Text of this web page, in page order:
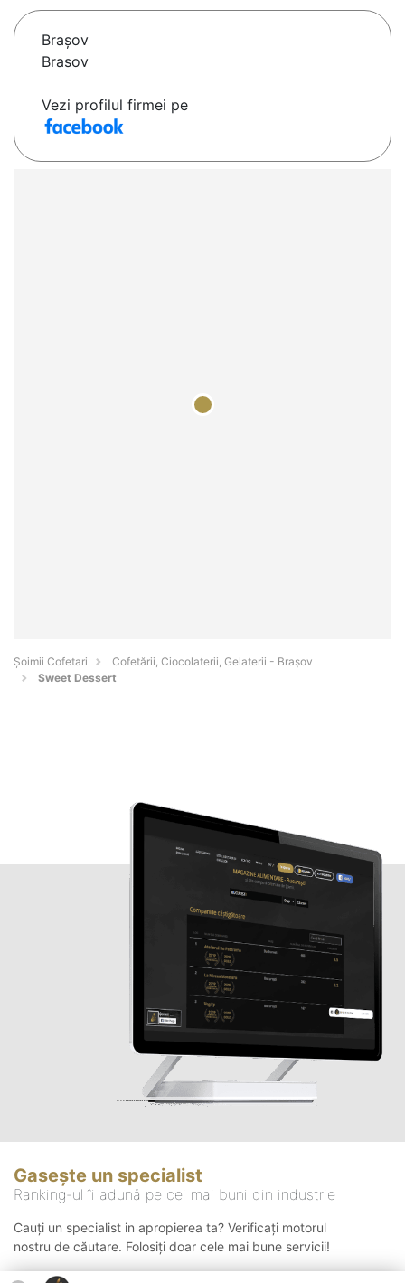
Braşov
Brasov
Vezi profilul firmei pe
Șoimii Cofetari
Cofetării, Ciocolaterii, Gelaterii - Braşov
Sweet Dessert
Gasește un specialist
Ranking-ul îi adună pe cei mai buni din industrie
Cauți un specialist in apropierea ta? Verificați motorul
nostru de căutare. Folosiți doar cele mai bune servicii!